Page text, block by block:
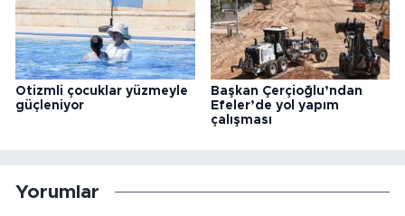
Otizmli çocuklar yüzmeyle
güçleniyor
Başkan Çerçioğlu’ndan
Efeler’de yol yapım
çalışması
Yorumlar